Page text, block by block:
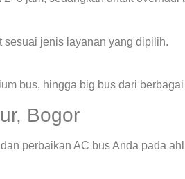
sesuai jenis layanan yang dipilih.
bus, hingga big bus dari berbagai
Bogor
perbaikan AC bus Anda pada